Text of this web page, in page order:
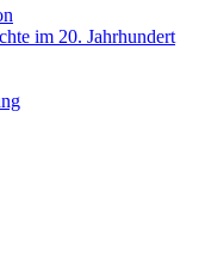
im 20. Jahrhundert